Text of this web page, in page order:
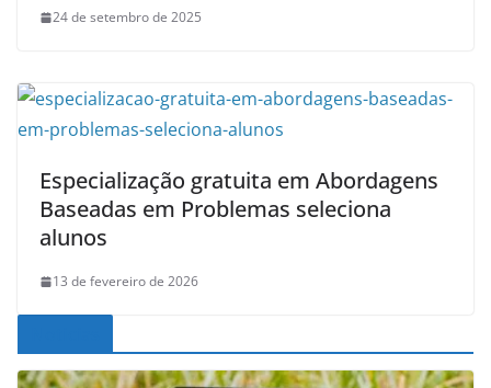
24 de setembro de 2025
Especialização gratuita em Abordagens
Baseadas em Problemas seleciona
alunos
13 de fevereiro de 2026